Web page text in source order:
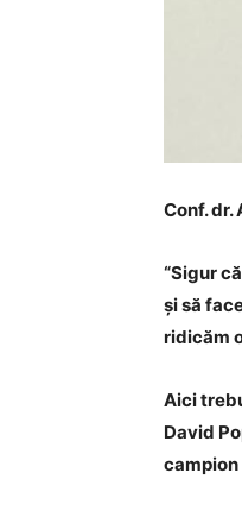
Conf.
“Sigur
și să
ridicăm
Aici
David
campion